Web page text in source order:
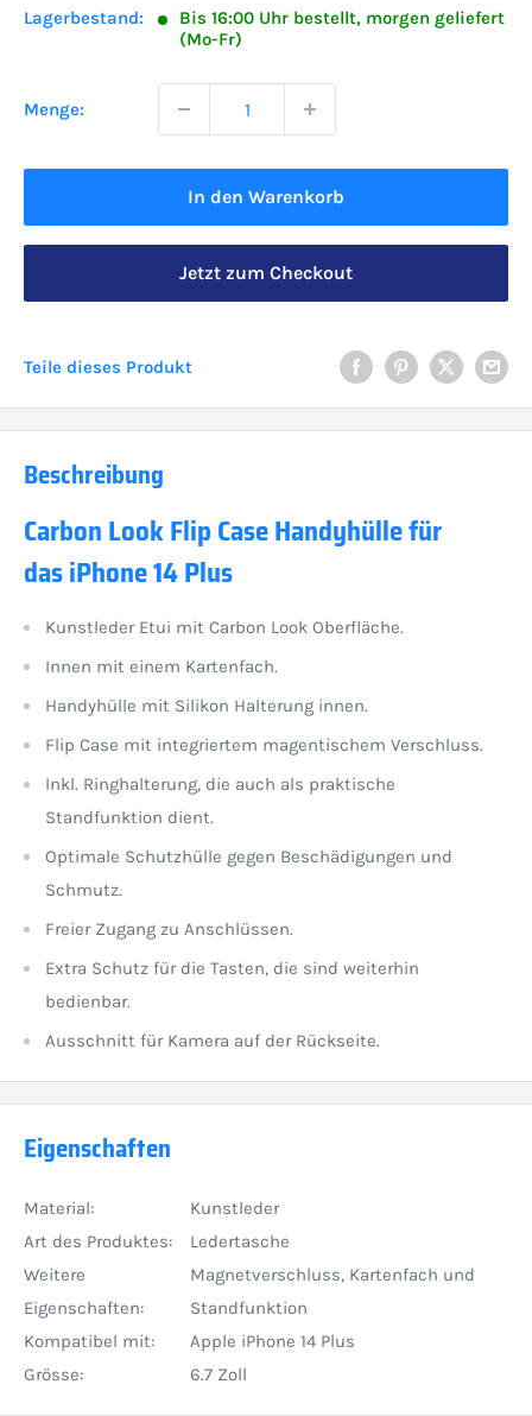
Lagerbestand:
Bis 16:00 Uhr bestellt, morgen geliefert
(Mo-Fr)
Menge:
In den Warenkorb
Jetzt zum Checkout
Teile dieses Produkt
Beschreibung
Carbon Look Flip Case Handyhülle für
das iPhone 14 Plus
Kunstleder Etui mit Carbon Look Oberfläche.
Innen mit einem Kartenfach.
Handyhülle mit Silikon Halterung innen.
Flip Case mit integriertem magentischem Verschluss.
Inkl. Ringhalterung, die auch als praktische
Standfunktion dient.
Optimale Schutzhülle gegen Beschädigungen und
Schmutz.
Freier Zugang zu Anschlüssen.
Extra Schutz für die Tasten, die sind weiterhin
bedienbar.
Ausschnitt für Kamera auf der Rückseite.
Eigenschaften
Material:
Kunstleder
Art des Produktes:
Ledertasche
Weitere
Eigenschaften:
Magnetverschluss, Kartenfach und
Standfunktion
Kompatibel mit:
Apple iPhone 14 Plus
Grösse:
6.7 Zoll